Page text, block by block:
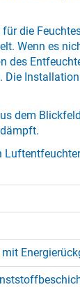
die
Wenn es
des
Die
dem